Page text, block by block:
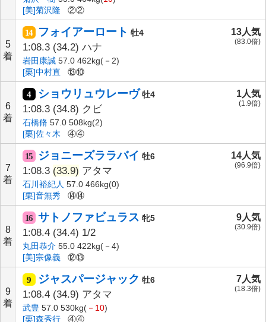
[美]菊沢隆
②②
5
着
14 フォイアーロート 牡4
1:08.3 (34.2) ハナ
岩田康誠 57.0 462kg(－2)
[栗]中村直
⑬⑩
13人気
(83.0倍)
6
着
4 ショウリュウレーヴ 牡4
1:08.3 (34.8) クビ
石橋脩 57.0 508kg(2)
[栗]佐々木
④④
1人気
(1.9倍)
7
着
15 ジョニーズララバイ 牡6
1:08.3 (33.9) アタマ
石川裕紀人 57.0 466kg(0)
[栗]音無秀
⑭⑭
14人気
(96.9倍)
8
着
16 サトノファビュラス 牝5
1:08.4 (34.4) 1/2
丸田恭介 55.0 422kg(－4)
[美]宗像義
⑫⑬
9人気
(30.9倍)
9
着
9 ジャスパージャック 牡6
1:08.4 (34.9) アタマ
武豊 57.0 530kg( －10)
[栗]森秀行
④④
7人気
(18.3倍)